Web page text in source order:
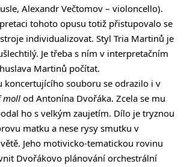
Alexandr Večtomov – violoncello).
tohoto opusu totiž přistupovalo se
individualizovat. Styl Tria Martinů je
Je třeba s ním v interpretačním
Martinů počítat.
koncertujícího souboru se odrazilo i v
moll od Antonína Dvořáka. Zcela se mu
ho s velkým zaujetím. Dílo je tryznou
matku a nese rysy smutku v
Jeho motivicko-tematickou rovinu
Dvořákovo plánování orchestrální